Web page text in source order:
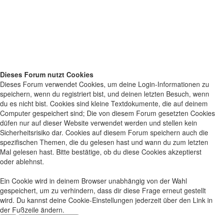
Dieses Forum nutzt Cookies
Dieses Forum verwendet Cookies, um deine Login-Informationen zu
speichern, wenn du registriert bist, und deinen letzten Besuch, wenn
du es nicht bist. Cookies sind kleine Textdokumente, die auf deinem
Computer gespeichert sind; Die von diesem Forum gesetzten Cookies
düfen nur auf dieser Website verwendet werden und stellen kein
Sicherheitsrisiko dar. Cookies auf diesem Forum speichern auch die
spezifischen Themen, die du gelesen hast und wann du zum letzten
Mal gelesen hast. Bitte bestätige, ob du diese Cookies akzeptierst
oder ablehnst.
Ein Cookie wird in deinem Browser unabhängig von der Wahl
gespeichert, um zu verhindern, dass dir diese Frage erneut gestellt
wird. Du kannst deine Cookie-Einstellungen jederzeit über den Link in
der Fußzeile ändern.